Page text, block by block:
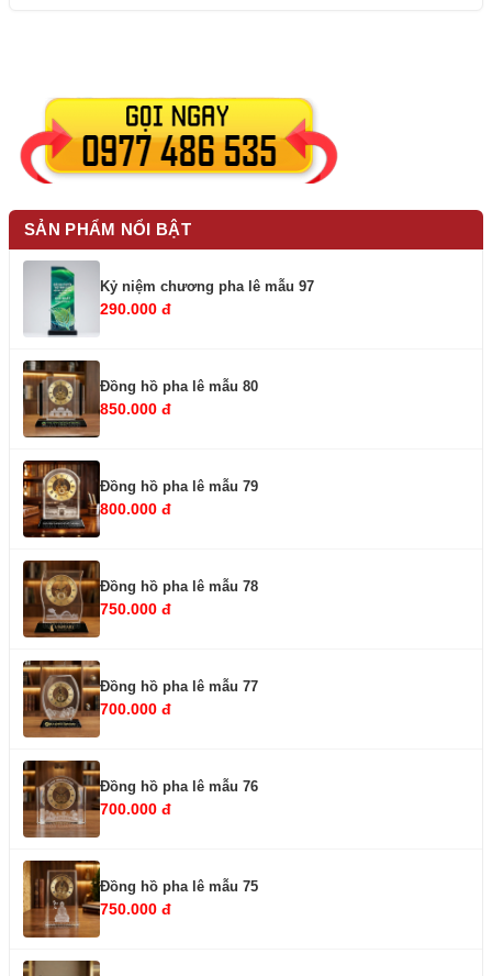
SẢN PHẨM NỔI BẬT
Kỷ niệm chương pha lê mẫu 97
290.000 đ
Đồng hồ pha lê mẫu 80
850.000 đ
Đồng hồ pha lê mẫu 79
800.000 đ
Đồng hồ pha lê mẫu 78
750.000 đ
Đồng hồ pha lê mẫu 77
700.000 đ
Đồng hồ pha lê mẫu 76
700.000 đ
Đồng hồ pha lê mẫu 75
750.000 đ